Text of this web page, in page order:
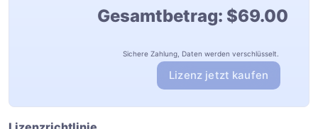
Gesamtbetrag: $69.00
Sichere Zahlung, Daten werden verschlüsselt.
Lizenz jetzt kaufen